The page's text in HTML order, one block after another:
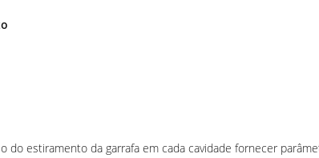
estiramento da garrafa em cada cavidade fornecer